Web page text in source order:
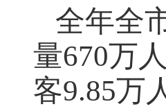
全年全
量670万
客9.85万